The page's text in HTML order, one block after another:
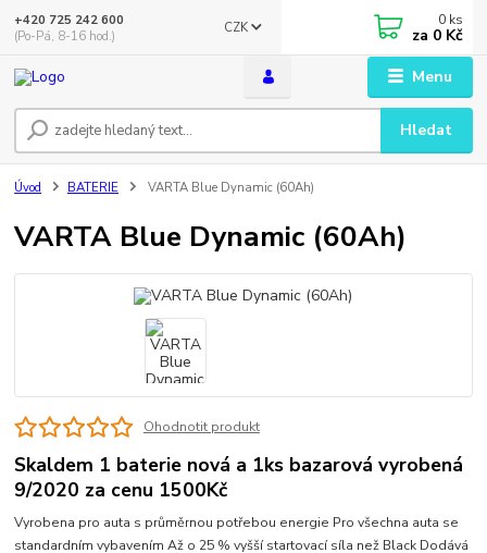
Menu
CZK
Hledat
+420 725 242 600
(Po-Pá, 8-16 hod.)
0 ks
za 0 Kč
Úvod BATERIE VARTA Blue Dynamic (60Ah)
VARTA Blue Dynamic (60Ah)
Ohodnotit produkt
Skaldem 1 baterie nová a 1ks bazarová vyrobená
9/2020 za cenu 1500Kč
Vyrobena pro auta s průměrnou potřebou energie Pro všechna auta se
standardním vybavením Až o 25 % vyšší startovací síla než Black Dodává